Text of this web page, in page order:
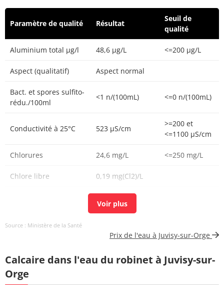
n/(100mL)
n/(100mL)
Trihalométhanes (4
substances)
<=100 µg/L
Paramètre de qualité Résultat
Seuil de
qualité
Aluminium total µg/l 48,6 µg/L <=200 µg/L
Aspect (qualitatif) Aspect normal
Bact. et spores sulfito-
rédu./100ml
<1 n/(100mL) <=0 n/(100mL)
Conductivité à 25°C 523 µS/cm
>=200 et
<=1100 µS/cm
Chlorures 24,6 mg/L <=250 mg/L
Chlore libre 0,19 mg(Cl2)/L
0,27 mg(Cl2)/L
total
Couleur (qualitatif)
changement
Source : Ministère de la Santé
Prix de l'eau à Juvisy-sur-Orge
Calcaire dans l'eau du robinet à Juvisy-sur-
Orge